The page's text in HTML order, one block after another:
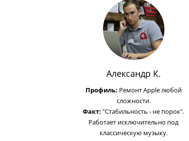
Александр К.
Профиль: Ремонт Apple любой
сложности.
Факт: "Стабильность - не порок".
Работает исключительно под
классическую музыку.